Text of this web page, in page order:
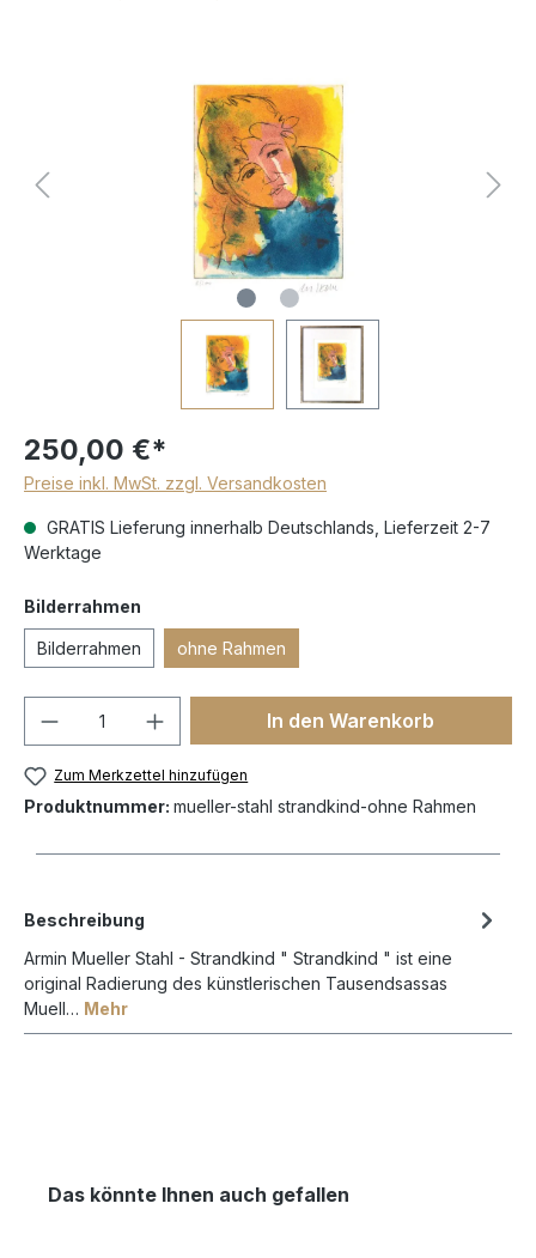
250,00 €*
Preise inkl. MwSt. zzgl. Versandkosten
GRATIS Lieferung innerhalb Deutschlands, Lieferzeit 2-7
Werktage
Bilderrahmen
Bilderrahmen ohne Rahmen
In den Warenkorb
Zum Merkzettel hinzufügen
Produktnummer: mueller-stahl strandkind-ohne Rahmen
Beschreibung
Armin Mueller Stahl - Strandkind " Strandkind " ist eine
original Radierung des künstlerischen Tausendsassas
Muell… Mehr
Das könnte Ihnen auch gefallen